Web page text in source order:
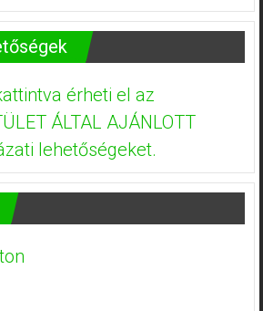
érheti el az
ÁLTAL AJÁNLOTT
lehetőségeket.